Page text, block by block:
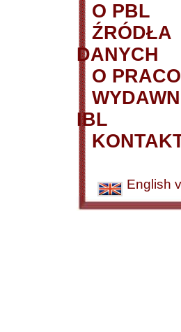
O PBL
ŹRÓDŁA
DANYCH
O
IBL
English